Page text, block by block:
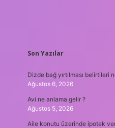
Son Yazılar
Dizde bağ yırtılması belirtileri
Ağustos 6, 2026
Avi ne anlama gelir ?
Ağustos 5, 2026
Aile konutu üzerinde ipotek
vdcasino güncel giriş